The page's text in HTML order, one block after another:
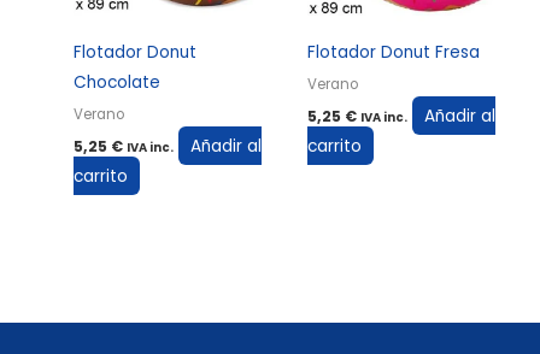
Flotador Donut
Chocolate
Verano
5,25 € IVA inc.
Añadir al
carrito
Flotador Donut Fresa
Verano
5,25 € IVA inc.
Añadir al
carrito